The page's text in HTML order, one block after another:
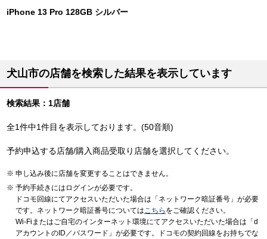
iPhone 13 Pro 128GB シルバー
犬山市の店舗を検索した結果を表示しています
検索結果：1店舗
全1件中1件目を表示しております。(50音順)
予約申込する店舗/購入商品受取り店舗を選択してください。
申し込み後に店舗を変更することはできません。
予約手続きにはログインが必要です。
ドコモ回線にてアクセスいただいた場合は「ネットワーク暗証番号」が必要
です。ネットワーク暗証番号についてはこちら をご確認ください。
Wi-Fiまたはご自宅のインターネット環境にてアクセスいただいた場合は「d
アカウントのID／パスワード」が必要です。ドコモの契約回線をお持ちでな